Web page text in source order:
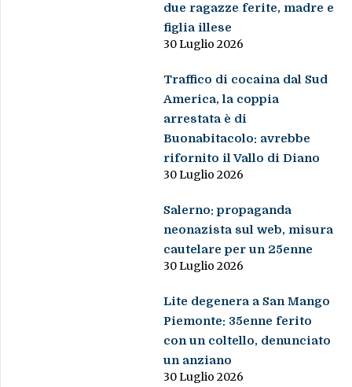
due ragazze ferite, madre e
figlia illese
30 Luglio 2026
Traffico di cocaina dal Sud
America, la coppia
arrestata è di
Buonabitacolo: avrebbe
rifornito il Vallo di Diano
30 Luglio 2026
Salerno: propaganda
neonazista sul web, misura
cautelare per un 25enne
30 Luglio 2026
Lite degenera a San Mango
Piemonte: 35enne ferito
con un coltello, denunciato
un anziano
30 Luglio 2026